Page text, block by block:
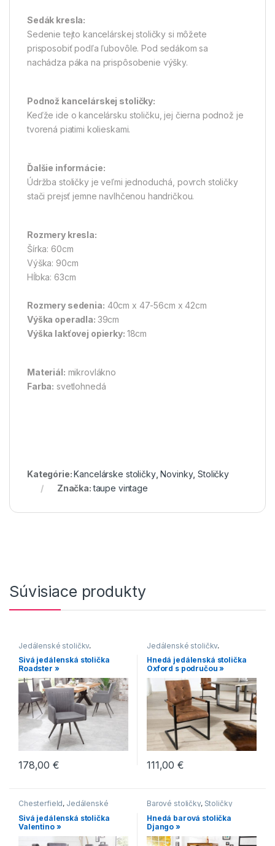
Sedák kresla:
Sedenie tejto kancelárskej stoličky si môžete
prisposobiť podľa ľubovôle. Pod sedákom sa
nachádza páka na prispôsobenie výšky.
Podnož kancelárskej stoličky:
Keďže ide o kancelársku stoličku, jej čierna podnož je
tvorená piatimi kolieskami.
Ďalšie informácie:
Údržba stoličky je veľmi jednoduchá, povrch stoličky
stači prejsť jemne navlhčenou handričkou.
Rozmery kresla:
Šírka: 60cm
Výška: 90cm
Hĺbka: 63cm
Rozmery sedenia: 40cm x 47-56cm x 42cm
Výška operadla: 39cm
Výška lakťovej opierky: 18cm
Materiál: mikrovlákno
Farba: svetlohnedá
Kategórie:Kancelárske stoličky,Novinky,Stoličky
Značka:taupe vintage
Súvisiace produkty
Jedálenské stoličky,
Jedálenské stoličky s
čalúneným sedákom
Jedálenské stoličky s
kovovou podnožou,
Jedálenské stoličky v
modernom štýle ,Stoličky
Sivá jedálenská stolička
Roadster »
178,00€
Jedálenské stoličky,
Jedálenské stoličky s
čalúneným sedákom,
Jedálenské stoličky s
kovovou podnožou,
Jedálenské stoličky s
lyžinovým podstavcom,
Jedálenské stoličky v
industriálnom štýle, Stoličky
Hnedá jedálenská stolička
Oxford s područou »
111,00€
Chesterfield, Jedálenské
stoličky
, Jedálenské stoličky s
čalúneným sedákom
Jedálenské stoličky s
Sivá jedálenská stolička
Valentino »
Barové stoličky, Stoličky
Hnedá barová stolička
Django »